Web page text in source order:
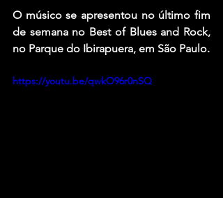
O músico se apresentou no último fim
de semana no Best of Blues and Rock,
no Parque do Ibirapuera, em São Paulo.
https://youtu.be/qwkO96r0nSQ